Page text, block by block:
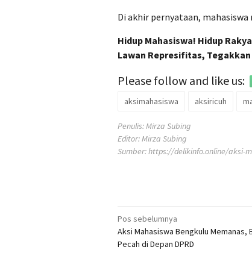
Di akhir pernyataan,
Hidup Mahasiswa! Hidup
Lawan Represifitas,
Please follow and like us:
aksimahasiswa aksiricuh
Penulis: Mirza Subing
Editor: Mirza Subing
Sumber:https://delikinfo.online/aksi-
Navigasi
pos
Pos sebelumnya
Aksi Mahasiswa Bengkulu Memanas,
Pecah di Depan DPRD